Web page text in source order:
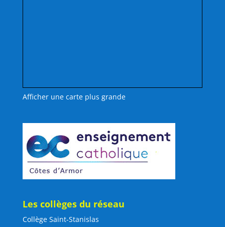
Afficher une carte plus grande
Les collèges du réseau
Collège Saint-Stanislas